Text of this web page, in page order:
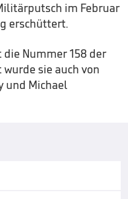
im Februar
erschüttert.
Nummer 158 der
sie auch von
und Michael